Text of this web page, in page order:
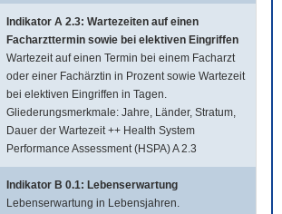
Indikator A 2.3: Wartezeiten auf einen
Facharzttermin sowie bei elektiven Eingriffen
Wartezeit auf einen Termin bei einem Facharzt
oder einer Fachärztin in Prozent sowie Wartezeit
bei elektiven Eingriffen in Tagen.
Gliederungsmerkmale: Jahre, Länder, Stratum,
Dauer der Wartezeit ++ Health System
Performance Assessment (HSPA) A 2.3
Indikator B 0.1: Lebenserwartung
Lebenserwartung in Lebensjahren.